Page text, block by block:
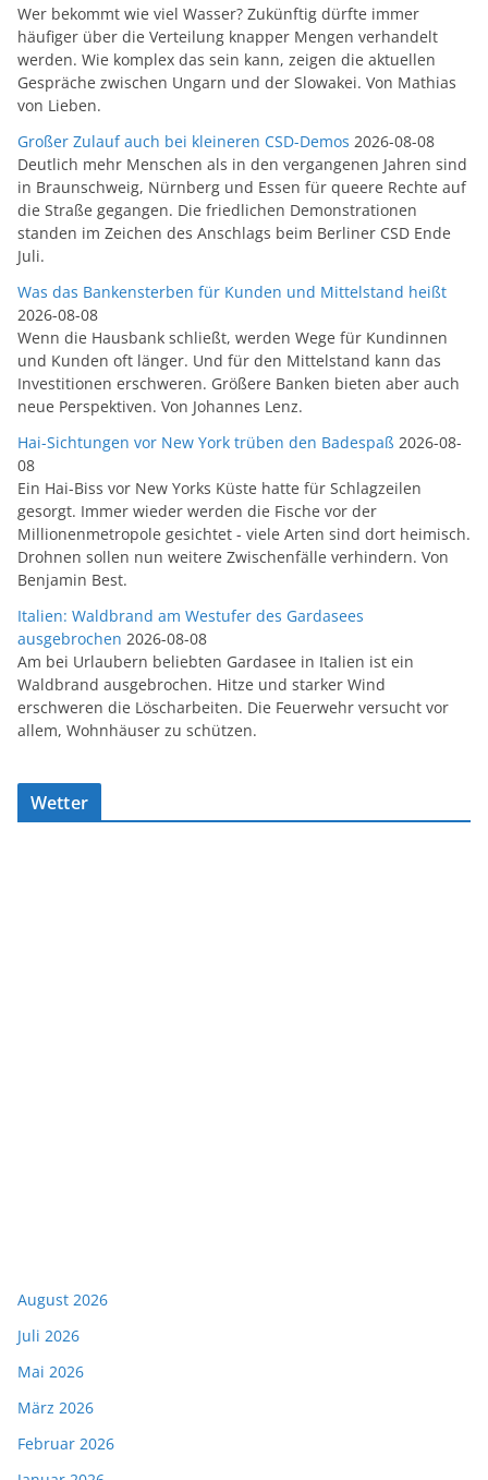
Wer bekommt wie viel Wasser? Zukünftig dürfte immer
häufiger über die Verteilung knapper Mengen verhandelt
werden. Wie komplex das sein kann, zeigen die aktuellen
Gespräche zwischen Ungarn und der Slowakei. Von Mathias
von Lieben.
Großer Zulauf auch bei kleineren CSD-Demos 2026-08-08
Deutlich mehr Menschen als in den vergangenen Jahren sind
in Braunschweig, Nürnberg und Essen für queere Rechte auf
die Straße gegangen. Die friedlichen Demonstrationen
standen im Zeichen des Anschlags beim Berliner CSD Ende
Juli.
Was das Bankensterben für Kunden und Mittelstand heißt
2026-08-08
Wenn die Hausbank schließt, werden Wege für Kundinnen
und Kunden oft länger. Und für den Mittelstand kann das
Investitionen erschweren. Größere Banken bieten aber auch
neue Perspektiven. Von Johannes Lenz.
Hai-Sichtungen vor New York trüben den Badespaß 2026-08-
08
Ein Hai-Biss vor New Yorks Küste hatte für Schlagzeilen
gesorgt. Immer wieder werden die Fische vor der
Millionenmetropole gesichtet - viele Arten sind dort heimisch.
Drohnen sollen nun weitere Zwischenfälle verhindern. Von
Benjamin Best.
Italien: Waldbrand am Westufer des Gardasees
ausgebrochen 2026-08-08
Am bei Urlaubern beliebten Gardasee in Italien ist ein
Waldbrand ausgebrochen. Hitze und starker Wind
erschweren die Löscharbeiten. Die Feuerwehr versucht vor
allem, Wohnhäuser zu schützen.
Wetter
August 2026
Juli 2026
Mai 2026
März 2026
Februar 2026